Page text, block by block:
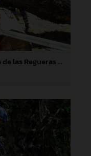
Gil Vila_4ª y 5ª Prueba_Pobladura de las Regueras (León)